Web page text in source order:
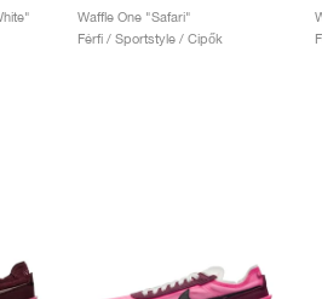
Waffle One "Safari"
Férfi / Sportstyle / Cipők